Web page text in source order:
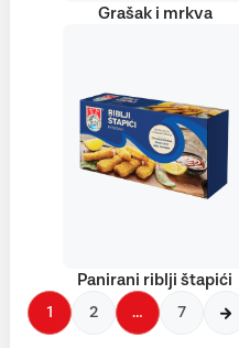
Grašak i mrkva
Panirani riblji štapići
1 2 … 7